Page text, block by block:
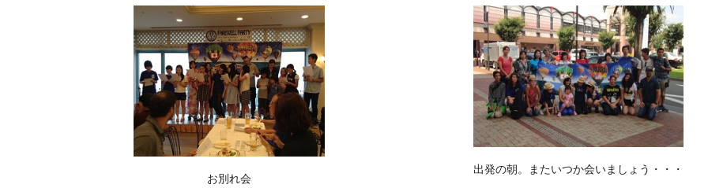
お別れ会
出発の朝。またいつか会いましょう・・・